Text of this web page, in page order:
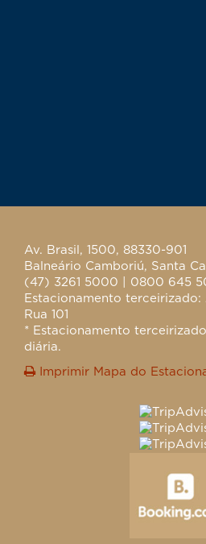
Av. Brasil, 1500, 88330-901
Balneário Camboriú, Santa
(47) 3261 5000 | 0800 645
Estacionamento terceirizado:
Rua 101
* Estacionamento
diária.
Imprimir Mapa do